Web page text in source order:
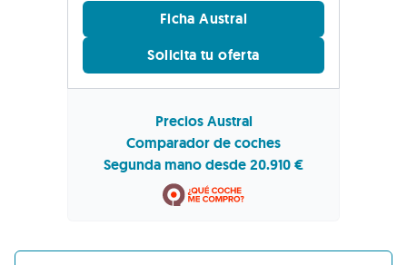
Ficha Austral
Solicita tu oferta
Precios Austral
Comparador de coches
Segunda mano desde 20.910 €